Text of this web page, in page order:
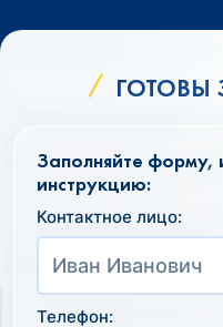
ГОТОВЫ
Заполняйте
инструкцию:
Контактное лицо:
Телефон: